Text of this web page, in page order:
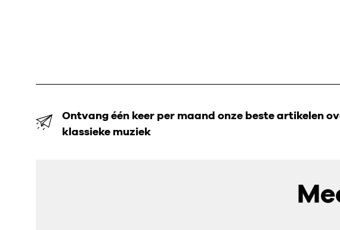
Ontvang één keer per maand onze beste artikelen
klassieke muziek